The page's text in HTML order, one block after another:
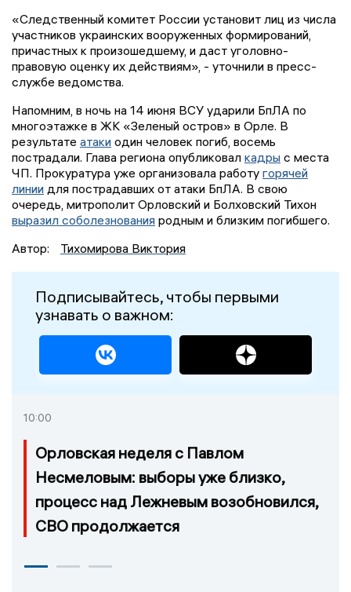
«Следственный комитет России установит лиц из числа
участников украинских вооруженных формирований,
причастных к произошедшему, и даст уголовно-
правовую оценку их действиям», - уточнили в пресс-
службе ведомства.
Напомним, в ночь на 14 июня ВСУ ударили БпЛА по
многоэтажке в ЖК «Зеленый остров» в Орле. В
результате атаки один человек погиб, восемь
пострадали. Глава региона опубликовал кадры с места
ЧП. Прокуратура уже организовала работу горячей
линии для пострадавших от атаки БпЛА. В свою
очередь, митрополит Орловский и Болховский Тихон
выразил соболезнования родным и близким погибшего.
Автор:
Тихомирова Виктория
Подписывайтесь, чтобы первыми
узнавать о важном:
10:00
Орловская неделя с Павлом
Несмеловым: выборы уже близко,
процесс над Лежневым возобновился,
СВО продолжается